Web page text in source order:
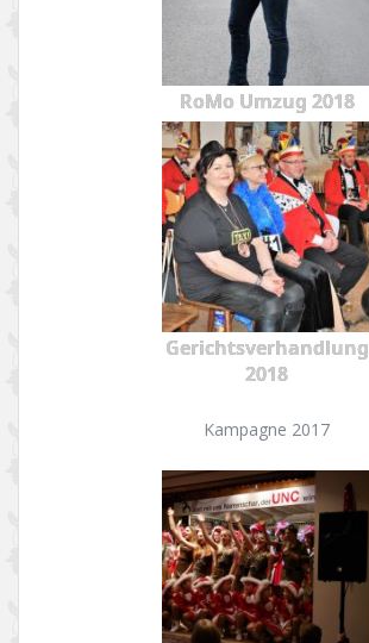
RoMo Umzug 2018
Gerichtsverhandlung
2018
Kampagne 2017